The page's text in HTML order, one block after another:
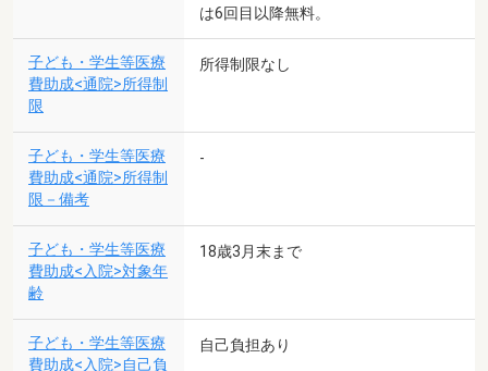
は6回目以降無料。
子ども・学生等医療
費助成<通院>所得制
限
所得制限なし
子ども・学生等医療
費助成<通院>所得制
限－備考
-
子ども・学生等医療
費助成<入院>対象年
齢
18歳3月末まで
子ども・学生等医療
費助成<入院>自己負
自己負担あり